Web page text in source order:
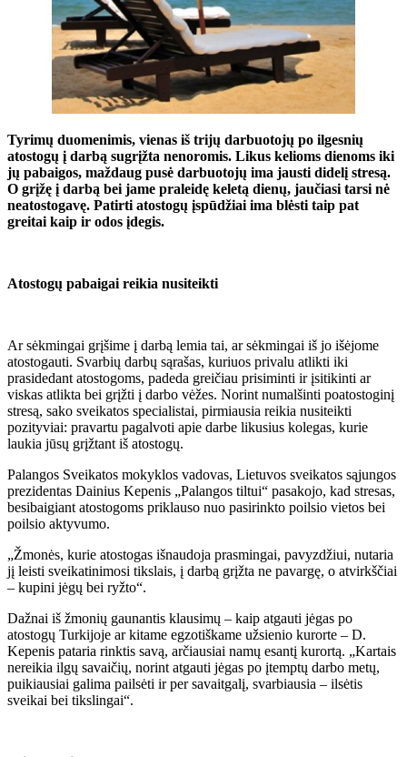
Tyrimų duomenimis, vienas iš trijų darbuotojų po ilgesnių
atostogų į darbą sugrįžta nenoromis. Likus kelioms dienoms iki
jų pabaigos, maždaug pusė darbuotojų ima jausti didelį stresą.
O grįžę į darbą bei jame praleidę keletą dienų, jaučiasi tarsi nė
neatostogavę. Patirti atostogų įspūdžiai ima blėsti taip pat
greitai kaip ir odos įdegis.
Atostogų pabaigai reikia nusiteikti
Ar sėkmingai grįšime į darbą lemia tai, ar sėkmingai iš jo išėjome
atostogauti. Svarbių darbų sąrašas, kuriuos privalu atlikti iki
prasidedant atostogoms, padeda greičiau prisiminti ir įsitikinti ar
viskas atlikta bei grįžti į darbo vėžes. Norint numalšinti poatostoginį
stresą, sako sveikatos specialistai, pirmiausia reikia nusiteikti
pozityviai: pravartu pagalvoti apie darbe likusius kolegas, kurie
laukia jūsų grįžtant iš atostogų.
Palangos Sveikatos mokyklos vadovas, Lietuvos sveikatos sąjungos
prezidentas Dainius Kepenis „Palangos tiltui“ pasakojo, kad stresas,
besibaigiant atostogoms priklauso nuo pasirinkto poilsio vietos bei
poilsio aktyvumo.
„Žmonės, kurie atostogas išnaudoja prasmingai, pavyzdžiui, nutaria
jį leisti sveikatinimosi tikslais, į darbą grįžta ne pavargę, o atvirkščiai
– kupini jėgų bei ryžto“.
Dažnai iš žmonių gaunantis klausimų – kaip atgauti jėgas po
atostogų Turkijoje ar kitame egzotiškame užsienio kurorte – D.
Kepenis pataria rinktis savą, arčiausiai namų esantį kurortą. „Kartais
nereikia ilgų savaičių, norint atgauti jėgas po įtemptų darbo metų,
puikiausiai galima pailsėti ir per savaitgalį, svarbiausia – ilsėtis
sveikai bei tikslingai“.